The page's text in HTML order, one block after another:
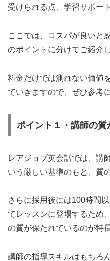
受けられる点、学習サポー
ここでは、コスパが良いと
のポイントに分けてご紹介
料金だけでは測れない価値
ていきますので、ぜひ参考
ポイント１・講師の
レアジョブ英会話では、講
いう厳しい基準のもと、質
さらに採用後には100時間
てレッスンに登場するため
の質が保たれているのが特
講師の指導スキルはもちろ